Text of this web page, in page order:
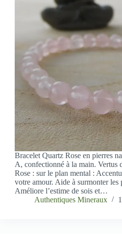
Bracelet Quartz Rose en pierres
A, confectionné à la main. Vertus
Rose : sur le plan mental :
votre amour. Aide à surmonter les
Améliore l’estime de sois et…
Authentiques Mineraux